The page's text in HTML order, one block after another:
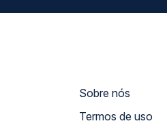
Sobre nós
Termos de uso